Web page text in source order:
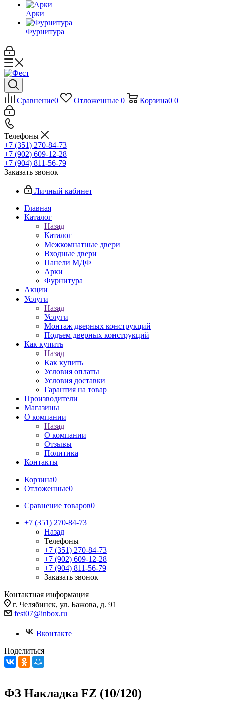
Арки
Фурнитура
Сравнение0 Отложенные 0 Корзина0 0
Телефоны
+7 (351) 270-84-73
+7 (902) 609-12-28
+7 (904) 811-56-79
Заказать звонок
Личный кабинет
Главная
Каталог
Назад
Каталог
Межкомнатные двери
Входные двери
Панели МДФ
Арки
Фурнитура
Акции
Услуги
Назад
Услуги
Монтаж дверных конструкций
Подъем дверных конструкций
Как купить
Назад
Как купить
Условия оплаты
Условия доставки
Гарантия на товар
Производители
Магазины
О компании
Назад
О компании
Отзывы
Политика
Контакты
Корзина0
Отложенные0
Сравнение товаров0
+7 (351) 270-84-73
Назад
Телефоны
+7 (351) 270-84-73
+7 (902) 609-12-28
+7 (904) 811-56-79
Заказать звонок
Контактная информация
г. Челябинск, ул. Бажова, д. 91
fest07@inbox.ru
Вконтакте
Поделиться
ФЗ Накладка FZ (10/120)